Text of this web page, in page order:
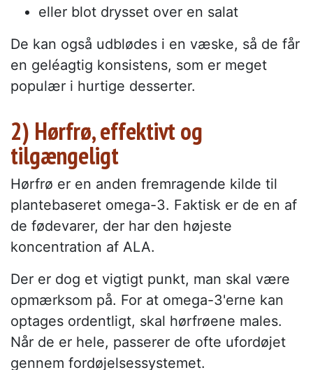
eller blot drysset over en salat
De kan også udblødes i en væske, så de får
en geléagtig konsistens, som er meget
populær i hurtige desserter.
2) Hørfrø, effektivt og
tilgængeligt
Hørfrø er en anden fremragende kilde til
plantebaseret omega-3. Faktisk er de en af
de fødevarer, der har den højeste
koncentration af ALA.
Der er dog et vigtigt punkt, man skal være
opmærksom på. For at omega-3'erne kan
optages ordentligt, skal hørfrøene males.
Når de er hele, passerer de ofte ufordøjet
gennem fordøjelsessystemet.